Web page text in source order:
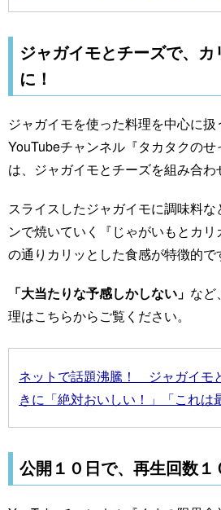
ジャガイモとチーズで、
に！
ジャガイモを使った料理を中心に
YouTubeチャンネル『タカタクの
は、ジャガイモとチーズを組み合わ
スライスしたジャガイモに調味料
ンで焼いていく『じゃがいもとカ
の通りカリッとした食感が特徴的で
「大当たりな予感しかしない」 など
理はこちらからご覧ください。
ネットで話題沸騰！ ジャガイモ
きに「絶対おいしい！」「これは
公開１０日で、再生回数１